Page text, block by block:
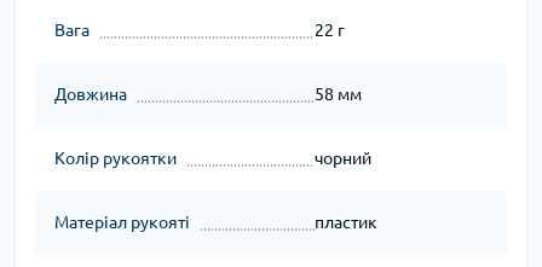
Вага 22 г
Довжина 58 мм
Колір рукоятки чорний
Матеріал рукояті пластик